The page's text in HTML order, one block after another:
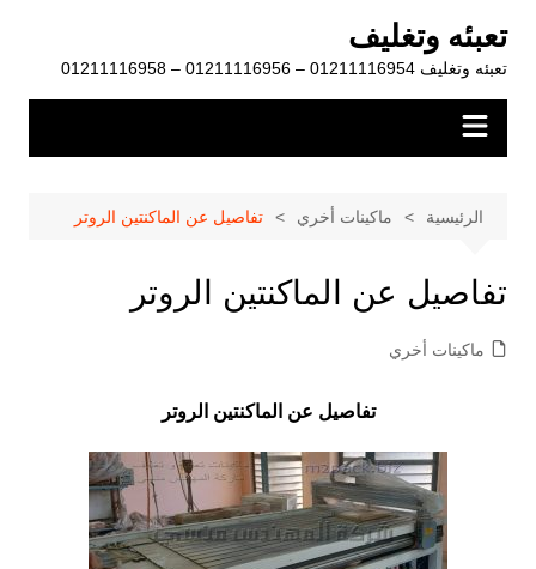
المحتوى
تعبئه وتغليف
تعبئه وتغليف 01211116954 – 01211116956 – 01211116958
الرئيسية ماكينات أخري تفاصيل عن الماكنتين الروتر
تفاصيل عن الماكنتين الروتر
ماكينات أخري
تفاصيل عن الماكنتين الروتر